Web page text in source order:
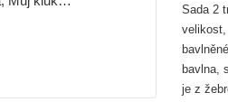
Sada 2
velikost,
bavlna,
je z